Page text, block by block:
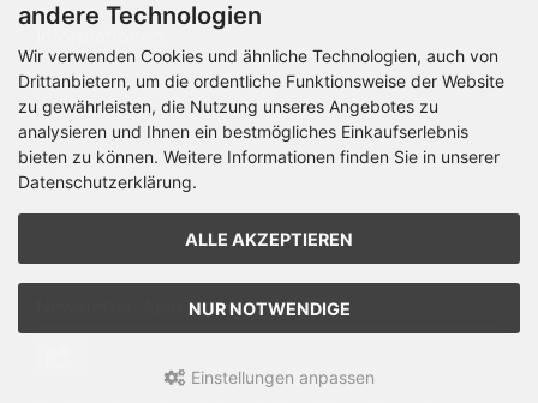
Privatsphäre und Datenschutz
Widerrufsrecht
Widerrufsformular
Impressum
Newsletter-Anmeldung
andere Technologien
Wir verwenden Cookies und ähnliche Technologien, auch von
Drittanbietern, um die ordentliche Funktionsweise der Website
zu gewährleisten, die Nutzung unseres Angebotes zu
analysieren und Ihnen ein bestmögliches Einkaufserlebnis
bieten zu können. Weitere Informationen finden Sie in unserer
Datenschutzerklärung.
ALLE AKZEPTIEREN
NUR NOTWENDIGE
Einstellungen anpassen